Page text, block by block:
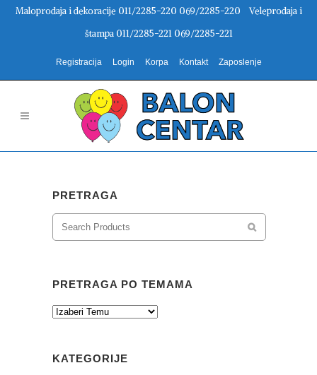
Maloprodaja i dekoracije 011/2285-220 069/2285-220 Veleprodaja i
štampa 011/2285-221 069/2285-221
Registracija Login Korpa Kontakt Zaposlenje
PRETRAGA
PRETRAGA PO TEMAMA
KATEGORIJE